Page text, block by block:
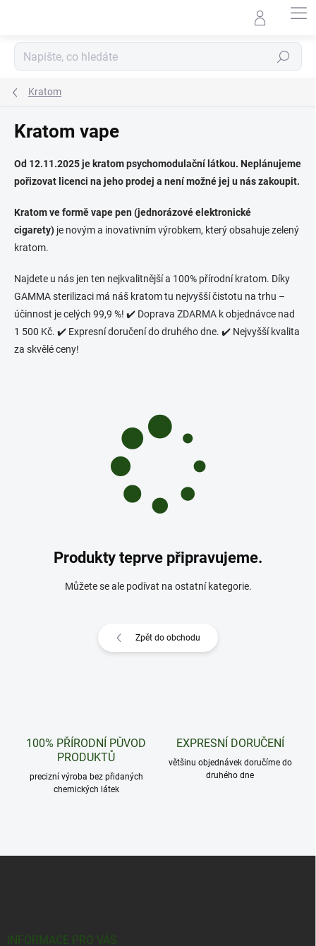
Hledat
Kratom
Kratom vape
Od 12.11.2025 je kratom psychomodulační látkou. Neplánujeme
pořizovat licenci na jeho prodej a není možné jej u nás zakoupit.
Kratom ve formě vape pen (jednorázové elektronické
cigarety) je novým a inovativním výrobkem, který obsahuje zelený
kratom.
Najdete u nás jen ten nejkvalitnější a 100% přírodní kratom. Díky
GAMMA sterilizaci má náš kratom tu nejvyšší čistotu na trhu –
účinnost je celých 99,9 %! ✔️ Doprava ZDARMA k objednávce nad
1 500 Kč. ✔️ Expresní doručení do druhého dne. ✔️ Nejvyšší kvalita
za skvělé ceny!
Produkty teprve připravujeme.
Můžete se ale podívat na ostatní kategorie.
Zpět do obchodu
100% PŘÍRODNÍ PŮVOD
PRODUKTŮ
precizní výroba bez přidaných
chemických látek
EXPRESNÍ DORUČENÍ
většinu objednávek doručíme do
druhého dne
INFORMACE PRO VÁS